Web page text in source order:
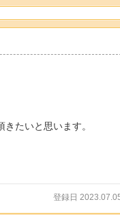
たいと思います。
登録日